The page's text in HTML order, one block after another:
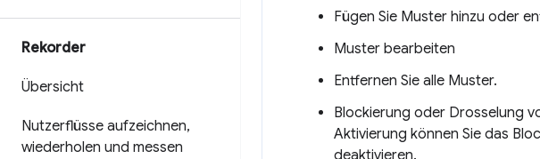
Rekorder
Übersicht
Nutzerflüsse aufzeichnen,
wiederholen und messen
Fügen Sie Muster hinzu oder
Muster bearbeiten
Entfernen Sie alle Muster.
Blockierung oder Drosselung
Aktivierung können Sie das
deaktivieren.